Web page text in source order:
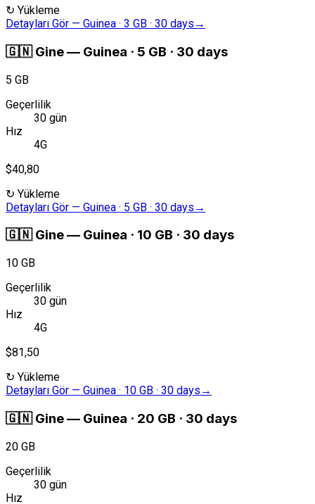
↻ Yükleme
Detayları Gör — Guinea · 3 GB · 30 days →
🇬🇳 Gine— Guinea · 5 GB · 30 days
5 GB
Geçerlilik
30 gün
Hız
4G
$40,80
↻ Yükleme
Detayları Gör — Guinea · 5 GB · 30 days →
🇬🇳 Gine— Guinea · 10 GB · 30 days
10 GB
Geçerlilik
30 gün
Hız
4G
$81,50
↻ Yükleme
Detayları Gör — Guinea · 10 GB · 30 days →
🇬🇳 Gine— Guinea · 20 GB · 30 days
20 GB
Geçerlilik
30 gün
Hız